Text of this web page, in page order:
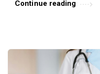
Continue reading